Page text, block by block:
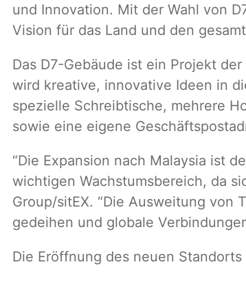
und Innovation. Mit der Wahl von
Vision für das Land und den
Das D7-Gebäude ist ein Projekt
wird kreative, innovative Ideen in
spezielle Schreibtische, mehrere
sowie eine eigene
“Die Expansion nach Malaysia ist
wichtigen Wachstumsbereich, da
Group/sitEX. “Die Ausweitung von
gedeihen und globale
Die Eröffnung des neuen